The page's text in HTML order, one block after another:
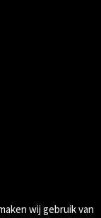
wij gebruik van